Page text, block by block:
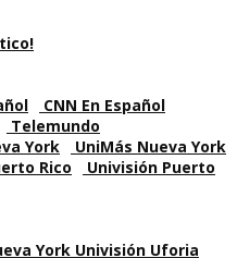
CNN En Español
Telemundo
UniMás Nueva York
Univisión Puerto